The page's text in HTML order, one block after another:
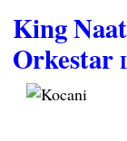
King
Orkestar